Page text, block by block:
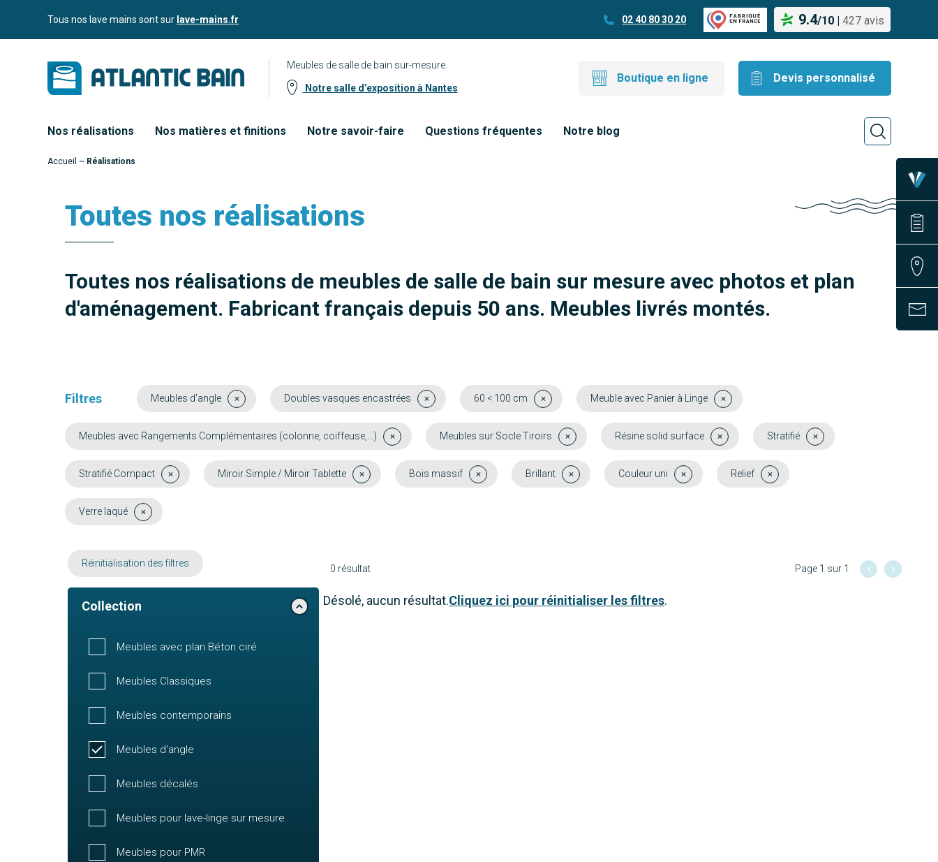
Aller auTous nos lave mains sont sur lave-mains.fr 02 40 80 30 20 9.4/10 | 427 avis
Meubles de salle de bain sur-mesure.
Notre salle d’exposition à Nantes
Boutique en ligne Devis personnalisé
Nos réalisations Nos matières et finitions Notre savoir-faire Questions fréquentes Notre blog
Accueil ~ Réalisations
Toutes nos réalisations
Toutes nos réalisations de meubles de salle de bain sur mesure avec photos et plan
d'aménagement. Fabricant français depuis 50 ans. Meubles livrés montés.
Filtres Meubles d'angle Doubles vasques encastrées 60 < 100 cm Meuble avec Panier à Linge
Meubles avec Rangements Complémentaires (colonne, coiffeuse,...) Meubles sur Socle Tiroirs Résine solid surface Stratifié
Stratifié Compact Miroir Simple / Miroir Tablette Bois massif Brillant Couleur uni Relief
Verre laqué
Réinitialisation des filtres
Collection
Meubles avec plan Béton ciré
Meubles Classiques
Meubles contemporains
Meubles d'angle
Meubles décalés
Meubles pour lave-linge sur mesure
Meubles pour PMR
0 résultat Page 1 sur 1
Désolé, aucun résultat.Cliquez ici pour réinitialiser les filtres.